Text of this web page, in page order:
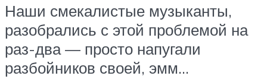
Наши смекалистые музыканты,
разобрались с этой проблемой на
раз-два — просто напугали
разбойников своей, эмм…